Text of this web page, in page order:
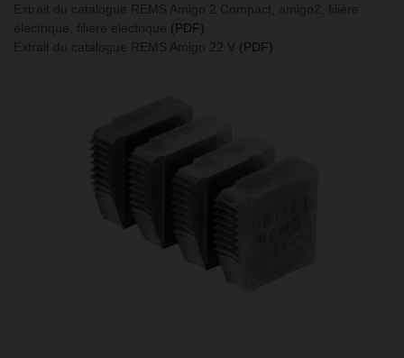
Extrait du catalogue REMS Amigo 2 Compact, amigo2, filière
électrique, filiere electrique (PDF)
Extrait du catalogue REMS Amigo 22 V (PDF)